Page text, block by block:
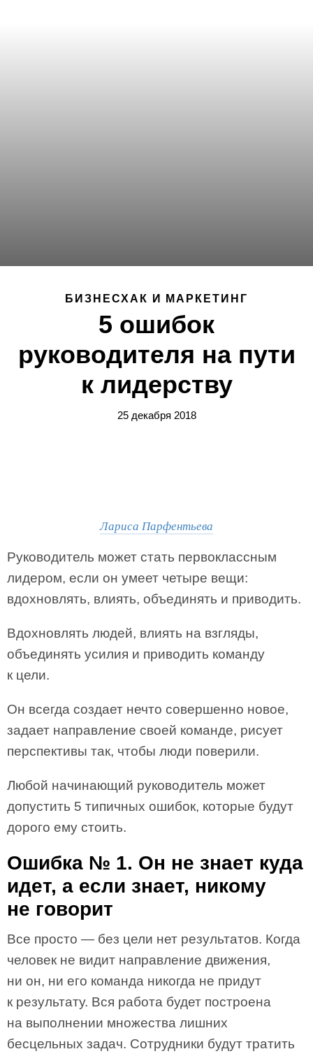
БИЗНЕСХАК И МАРКЕТИНГ
5 ошибок
руководителя на пути
к лидерству
25 декабря 2018
Лариса Парфентьева
Руководитель может стать первоклассным
лидером, если он умеет четыре вещи:
вдохновлять, влиять, объединять и приводить.
Вдохновлять людей, влиять на взгляды,
объединять усилия и приводить команду
к цели.
Он всегда создает нечто совершенно новое,
задает направление своей команде, рисует
перспективы так, чтобы люди поверили.
Любой начинающий руководитель может
допустить 5 типичных ошибок, которые будут
дорого ему стоить.
Ошибка № 1. Он не знает куда
идет, а если знает, никому
не говорит
Все просто — без цели нет результатов. Когда
человек не видит направление движения,
ни он, ни его команда никогда не придут
к результату. Вся работа будет построена
на выполнении множества лишних
бесцельных задач. Сотрудники будут тратить